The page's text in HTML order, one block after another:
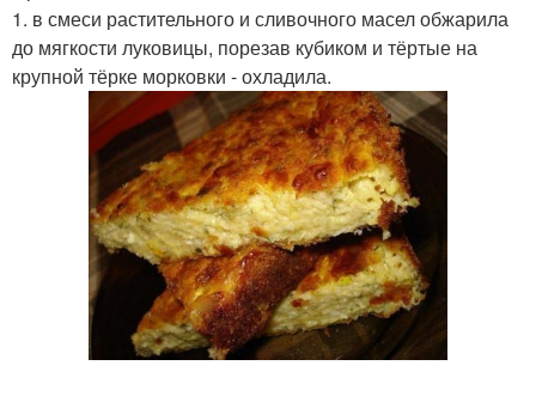
1. в смеси растительного и сливочного масел обжарила
до мягкости луковицы, порезав кубиком и тёртые на
крупной тёрке морковки - охладила.